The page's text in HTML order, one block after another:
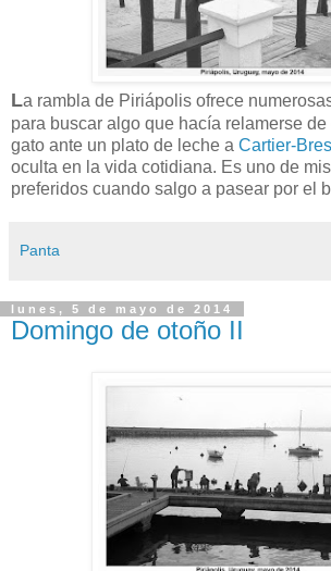
La rambla de Piriápolis ofrece
para buscar algo que hacía relamerse de
gato ante un plato de leche a Cartier-
oculta en la vida cotidiana. Es uno de
preferidos cuando salgo a pasear por el
Panta
lunes, 5 de mayo de 2014
Domingo de otoño II